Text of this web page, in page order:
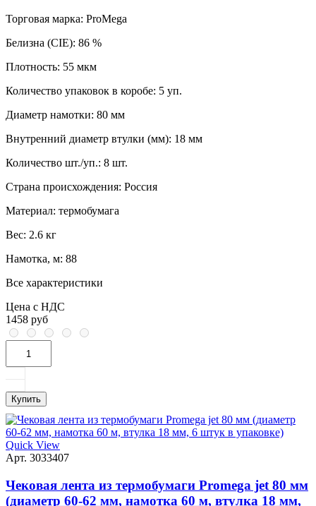
Торговая марка: ProMega
Белизна (CIE): 86 %
Плотность: 55 мкм
Количество упаковок в коробе: 5 уп.
Диаметр намотки: 80 мм
Внутренний диаметр втулки (мм): 18 мм
Количество шт./уп.: 8 шт.
Страна происхождения: Россия
Материал: термобумага
Вес: 2.6 кг
Намотка, м: 88
Все характеристики
Цена с НДС
1458 руб
Купить
Quick View
Арт. 3033407
Чековая лента из термобумаги Promega jet 80 мм
(диаметр 60-62 мм, намотка 60 м, втулка 18 мм,